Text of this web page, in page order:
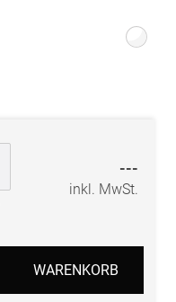
---
inkl. MwSt.
WARENKORB